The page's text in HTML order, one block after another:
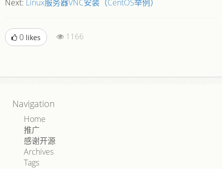
Next: Linux服务器VNC安装（CentOS举例）
0 likes 1166
Navigation
Home
推广
感谢开源
Archives
Tags